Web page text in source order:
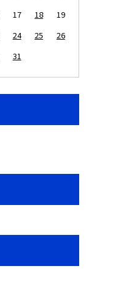
17 18
19
24 25
26
31